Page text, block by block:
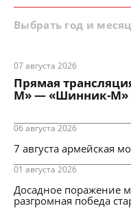
Выбрать год и месяц
07 августа 2026
Прямая
М» — «Шинник-М»
06 августа 2026
7 августа армейская
01 августа 2026
Досадное поражение
разгромная победа